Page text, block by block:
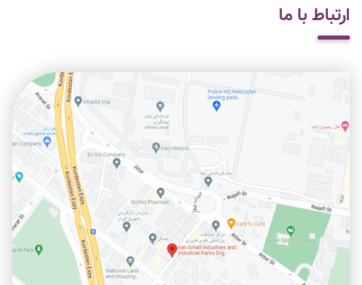
ارتباط با ما